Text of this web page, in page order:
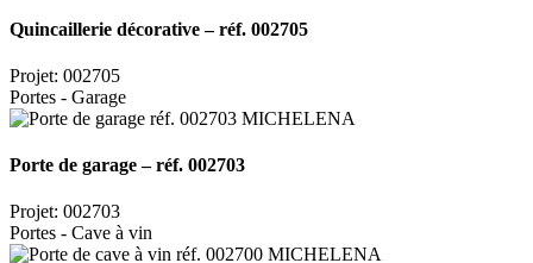
Quincaillerie décorative – réf. 002705
Projet: 002705
Portes - Garage
Porte de garage – réf. 002703
Projet: 002703
Portes - Cave à vin